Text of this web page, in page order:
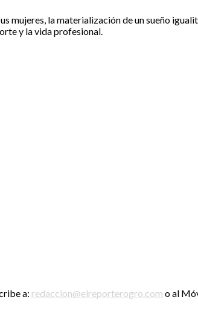
la materialización de un sueño
y la vida profesional.
a: redaccion@elreporterogro.com o al